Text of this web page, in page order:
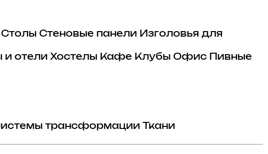
Столы Стеновые панели Изголовья для
и отели Хостелы Кафе Клубы Офис
Пивные
трансформации
Ткани